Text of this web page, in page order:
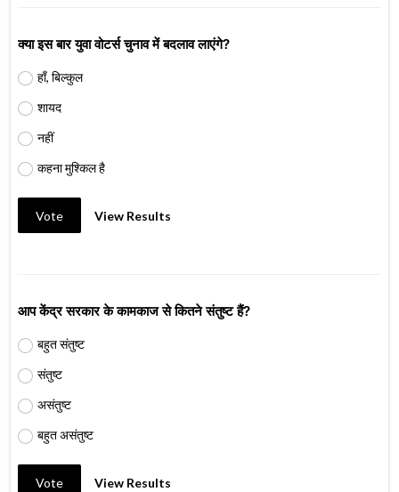
क्या इस बार युवा वोटर्स चुनाव में बदलाव लाएंगे?
हाँ, बिल्कुल
शायद
नहीं
कहना मुश्किल है
Vote View Results
आप केंद्र सरकार के कामकाज से कितने संतुष्ट हैं?
बहुत संतुष्ट
संतुष्ट
असंतुष्ट
बहुत असंतुष्ट
Vote View Results